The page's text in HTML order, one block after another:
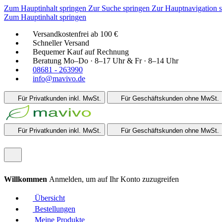
Zum Hauptinhalt springen Zur Suche springen Zur Hauptnavigation
Zum Hauptinhalt springen
Versandkostenfrei ab 100 €
Schneller Versand
Bequemer Kauf auf Rechnung
Beratung Mo–Do · 8–17 Uhr & Fr · 8–14 Uhr
08681 - 263990
info@mavivo.de
Für Privatkunden inkl. MwSt. Für Geschäftskunden ohne MwSt.
Für Privatkunden inkl. MwSt. Für Geschäftskunden ohne MwSt.
Willkommen Anmelden, um auf Ihr Konto zuzugreifen
Übersicht
Bestellungen
Meine Produkte